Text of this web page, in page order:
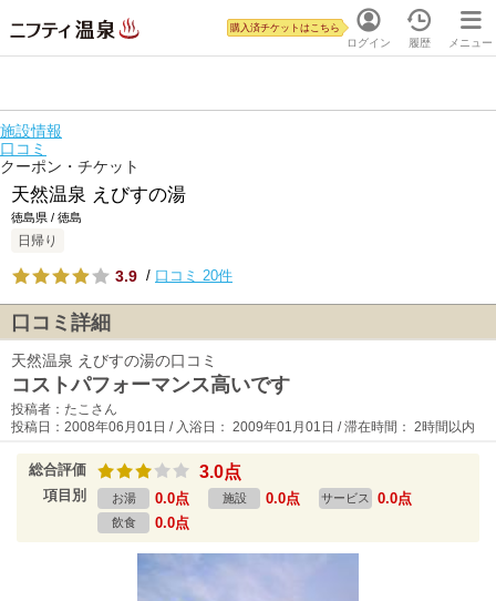
ログイン
購入済チケットはこちら
履歴 メニュー
施設情報
口コミ
クーポン・チケット
天然温泉 えびすの湯
徳島県 / 徳島
日帰り
3.9 / 口コミ 20件
口コミ詳細
天然温泉 えびすの湯の口コミ
コストパフォーマンス高いです
投稿者：たこさん
投稿日：2008年06月01日 / 入浴日： 2009年01月01日 / 滞在時間： 2時間以内
総合評価 3.0点
項目別 お湯 0.0点 施設 0.0点 サービス 0.0点
飲食 0.0点